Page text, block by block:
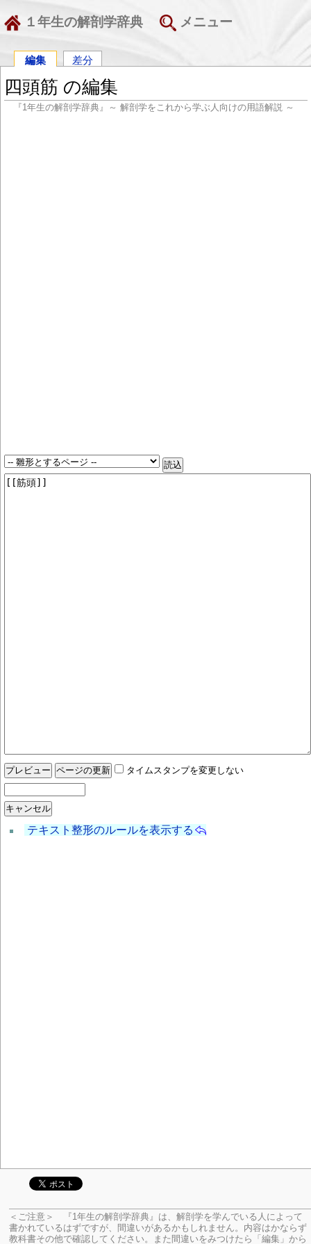
１年生の解剖学辞典 メニュー
編集 差分
四頭筋 の編集
『1年生の解剖学辞典』～ 解剖学をこれから学ぶ人向けの用語解説 ～
タイムスタンプを変更しない
テキスト整形のルールを表示する
＜ご注意＞ 『1年生の解剖学辞典』は、解剖学を学んでいる人によって
書かれているはずですが、間違いがあるかもしれません。内容はかならず
教科書その他で確認してください。
また間違いをみつけたら「編集」から